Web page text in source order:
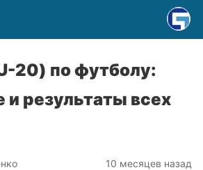
20) по футболу:
и результаты всех
10 месяцев назад